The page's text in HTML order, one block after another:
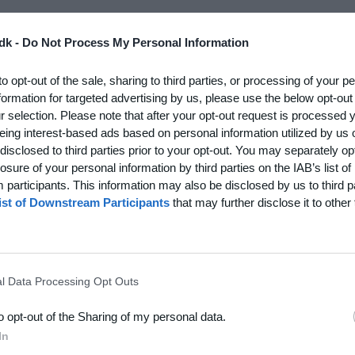
- Do Not Process My Personal Information
opt-out of the sale, sharing to third parties, or processing of your
for targeted advertising by us, please use the below opt-
selection. Please note that after your opt-out request is processed
interest-based ads based on personal information utilized by us
to third parties prior to your opt-out. You may separately
of your personal information by third parties on the IAB’s list of
participants. This information may also be disclosed by us to third
of Downstream Participants that may further disclose it to other
Data Processing Opt Outs
opt-out of the Sharing of my personal data.
Lars Bjørn Christensen og Arnt Gustafsson.
og Arne Ytting.
i Ryparken mod FC Utterslev. Kampen spilles kl. 20.00.
spilles på kunstgræs bane nr. 2B.